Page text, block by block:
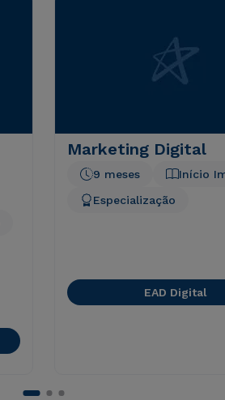
Marketing Digital
Início
9 meses
Especialização
EAD Digital